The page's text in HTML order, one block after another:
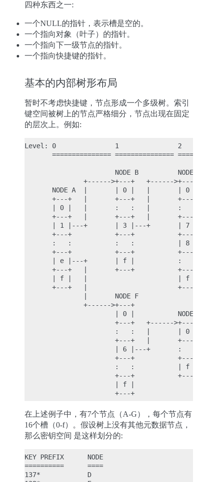
四种东西之一:
一个NULL的指针，表示槽是空的。
一个指向对象（叶子）的指针。
一个指向下一级节点的指针。
一个指向快捷键的指针。
基本的内部树形布局
暂时不考虑快捷键，节点形成一个多级树。索引
键空间被树上的节点严格细分，节点出现在固定
的层次上。例如:
Level: 0               1               2
=============== ===============
NODE B          NODE C
+------>+---+   +------>+---+   |
NODE A  |       | 0 |   |       | 0 |   |
+---+   |       +---+   |       +---+   |
| 0 |   |       :   :   |       :   :   |
+---+   |       +---+   |       +---+   |
| 1 |---+       | 3 |---+       | 7 |---+
       +---+           +---+           +---+
       :   :           :   :           | 8 |---+
+---+           +---+           +---+   |
| e |---+       | f |           :   :
+---+   |       +---+           +---+
| f |   |                       | f |
+---+   |                       +---+
|       NODE F
+------>+---+
| 0 |           NODE G
                       +---+   +------>+---+
                       :   :   |       | 0 |
                       +---+   |       +---+
                       | 6 |---+       :   :
                       +---+           +---+
                       :   :           | f |
                       +---+           +---+
                       | f |
在上述例子中，有7个节点（A-G），每个节点有
16个槽（0-f）。假设树上没有其他元数据节点，
那么密钥空间 是这样划分的:
KEY PREFIX      NODE
==========      ====
137*            D